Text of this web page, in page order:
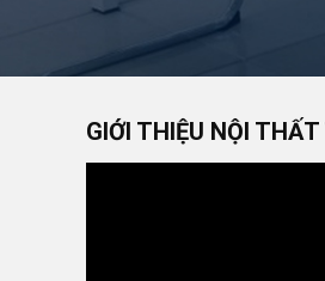
GIỚI THIỆU NỘI